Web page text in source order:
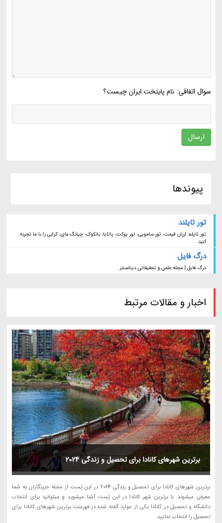
سوال اتفاقی: نام پایتخت ایران چیست؟
ارسال
پیوندها
تور تایلند
تور تایلند ارزان قیمت، تور سامویی، تور پوکت، پاتایا، بانکوک، چیانگ مای، کرابی را با ما تجربه
کنید.
درگ فایل
درگ فایل | مجله علمی و تحقیقاتی دیتاسنتر
اخبار و مقالات مرتبط
برترین شهرهای کانادا برای تحصیل و زندگی 2024
برترین شهرهای کانادا برای تحصیل و زندگی 2024 در این پُست از مجله خبرنگاران به شما
معرفی میشوند. با برترین شهر کانادا در این پُست آشنا میشوید و میتوانید برای انتخاب
دانشگاه و تحصیل در کانادا یکی از موارد گفته شده در فهرست برترین شهرهای کانادا برای
تحصیل را انتخاب نمایید.